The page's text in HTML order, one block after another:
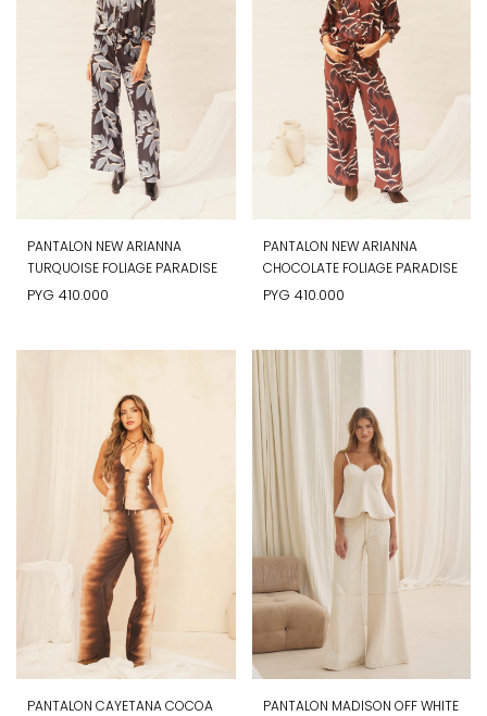
PANTALON NEW ARIANNA
TURQUOISE FOLIAGE PARADISE
PYG 410.000
PANTALON NEW ARIANNA
CHOCOLATE FOLIAGE PARADISE
PYG 410.000
PANTALON CAYETANA COCOA
PANTALON MADISON OFF WHITE